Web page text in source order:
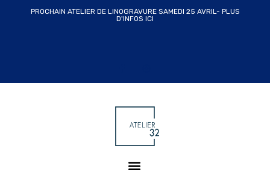
PROCHAIN ATELIER DE LINOGRAVURE SAMEDI 25 AVRIL- PLUS
D'INFOS ICI